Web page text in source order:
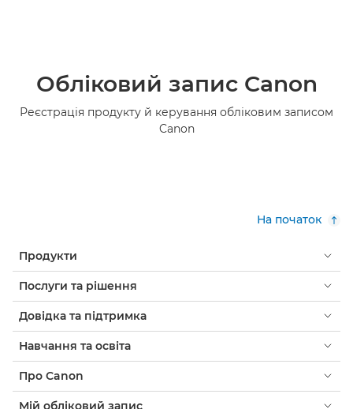
Обліковий запис Canon
Реєстрація продукту й керування обліковим записом
Canon
На початок
Продукти
Послуги та рішення
Довідка та підтримка
Навчання та освіта
Про Canon
Мій обліковий запис